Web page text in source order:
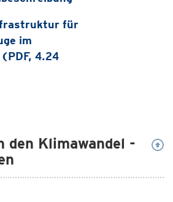
für
im
4.24
den Klimawandel -